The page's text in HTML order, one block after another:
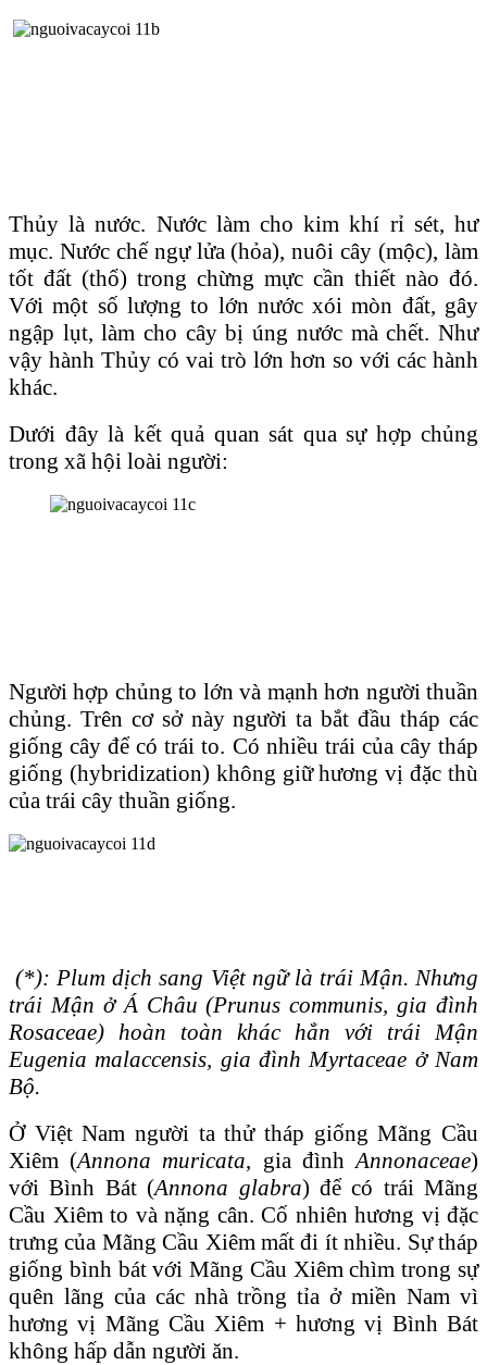
Thủy là nước. Nước làm cho kim khí rỉ sét, hư
mục. Nước chế ngự lửa (hỏa), nuôi cây (mộc), làm
tốt đất (thổ) trong chừng mực cần thiết nào đó.
Với một số lượng to lớn nước xói mòn đất, gây
ngập lụt, làm cho cây bị úng nước mà chết. Như
vậy hành Thủy có vai trò lớn hơn so với các hành
khác.
Dưới đây là kết quả quan sát qua sự hợp chủng
trong xã hội loài người:
Người hợp chủng to lớn và mạnh hơn người thuần
chủng. Trên cơ sở này người ta bắt đầu tháp các
giống cây để có trái to. Có nhiều trái của cây tháp
giống (hybridization) không giữ hương vị đặc thù
của trái cây thuần giống.
(*): Plum dịch sang Việt ngữ là trái Mận. Nhưng
trái Mận ở Á Châu (Prunus communis, gia đình
Rosaceae) hoàn toàn khác hẳn với trái Mận
Eugenia malaccensis, gia đình Myrtaceae ở Nam
Bộ.
Ở Việt Nam người ta thử tháp giống Mãng Cầu
Xiêm (Annona muricata, gia đìnhAnnonaceae)
với Bình Bát (Annona glabra) để có trái Mãng
Cầu Xiêm to và nặng cân. Cố nhiên hương vị đặc
trưng của Mãng Cầu Xiêm mất đi ít nhiều. Sự tháp
giống bình bát với Mãng Cầu Xiêm chìm trong sự
quên lãng của các nhà trồng tỉa ở miền Nam vì
hương vị Mãng Cầu Xiêm + hương vị Bình Bát
không hấp dẫn người ăn.